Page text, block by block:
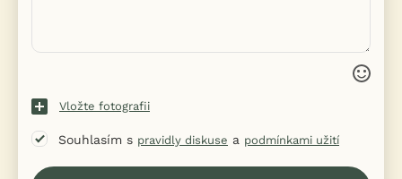
Vložte fotografii
Souhlasím s pravidly diskuse a podmínkami užití